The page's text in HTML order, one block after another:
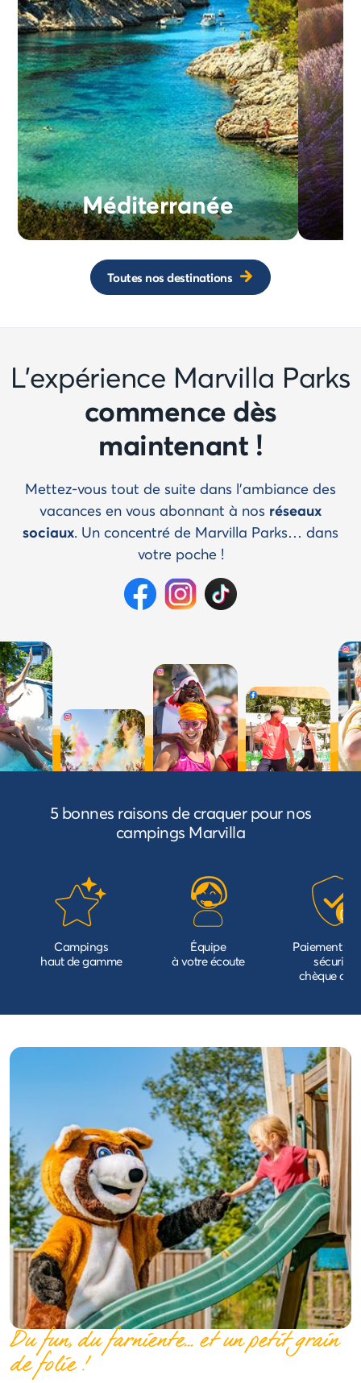
Méditerranée
Toutes nos destinations
L'expérience Marvilla Parks
commence dès
maintenant !
Mettez-vous tout de suite dans l'ambiance des
vacances en vous abonnant à nos réseaux
sociaux. Un concentré de Marvilla Parks… dans
votre poche !
5 bonnes raisons de craquer pour nos
campings Marvilla
Campings
haut de gamme
Équipe
à votre écoute
Paiement
sécurisé,
chèque ou
Du fun, du farniente… et un petit grain
de folie !